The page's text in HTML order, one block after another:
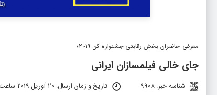
معرفی حاضران بخش رقابتی جشنواره کن ۲۰۱۹؛
جای خالی فیلمسازان ایرانی
شناسه خبر: 9908 تاریخ و زمان ارسال: 20 آوریل 2019 ساعت 11:19